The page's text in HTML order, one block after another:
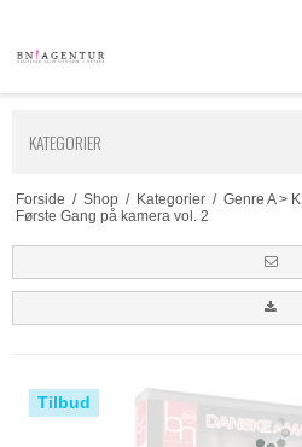
KATEGORIER
Forside / Shop / Kategorier / Genre A > K
Første Gang på kamera vol. 2
Tilbud